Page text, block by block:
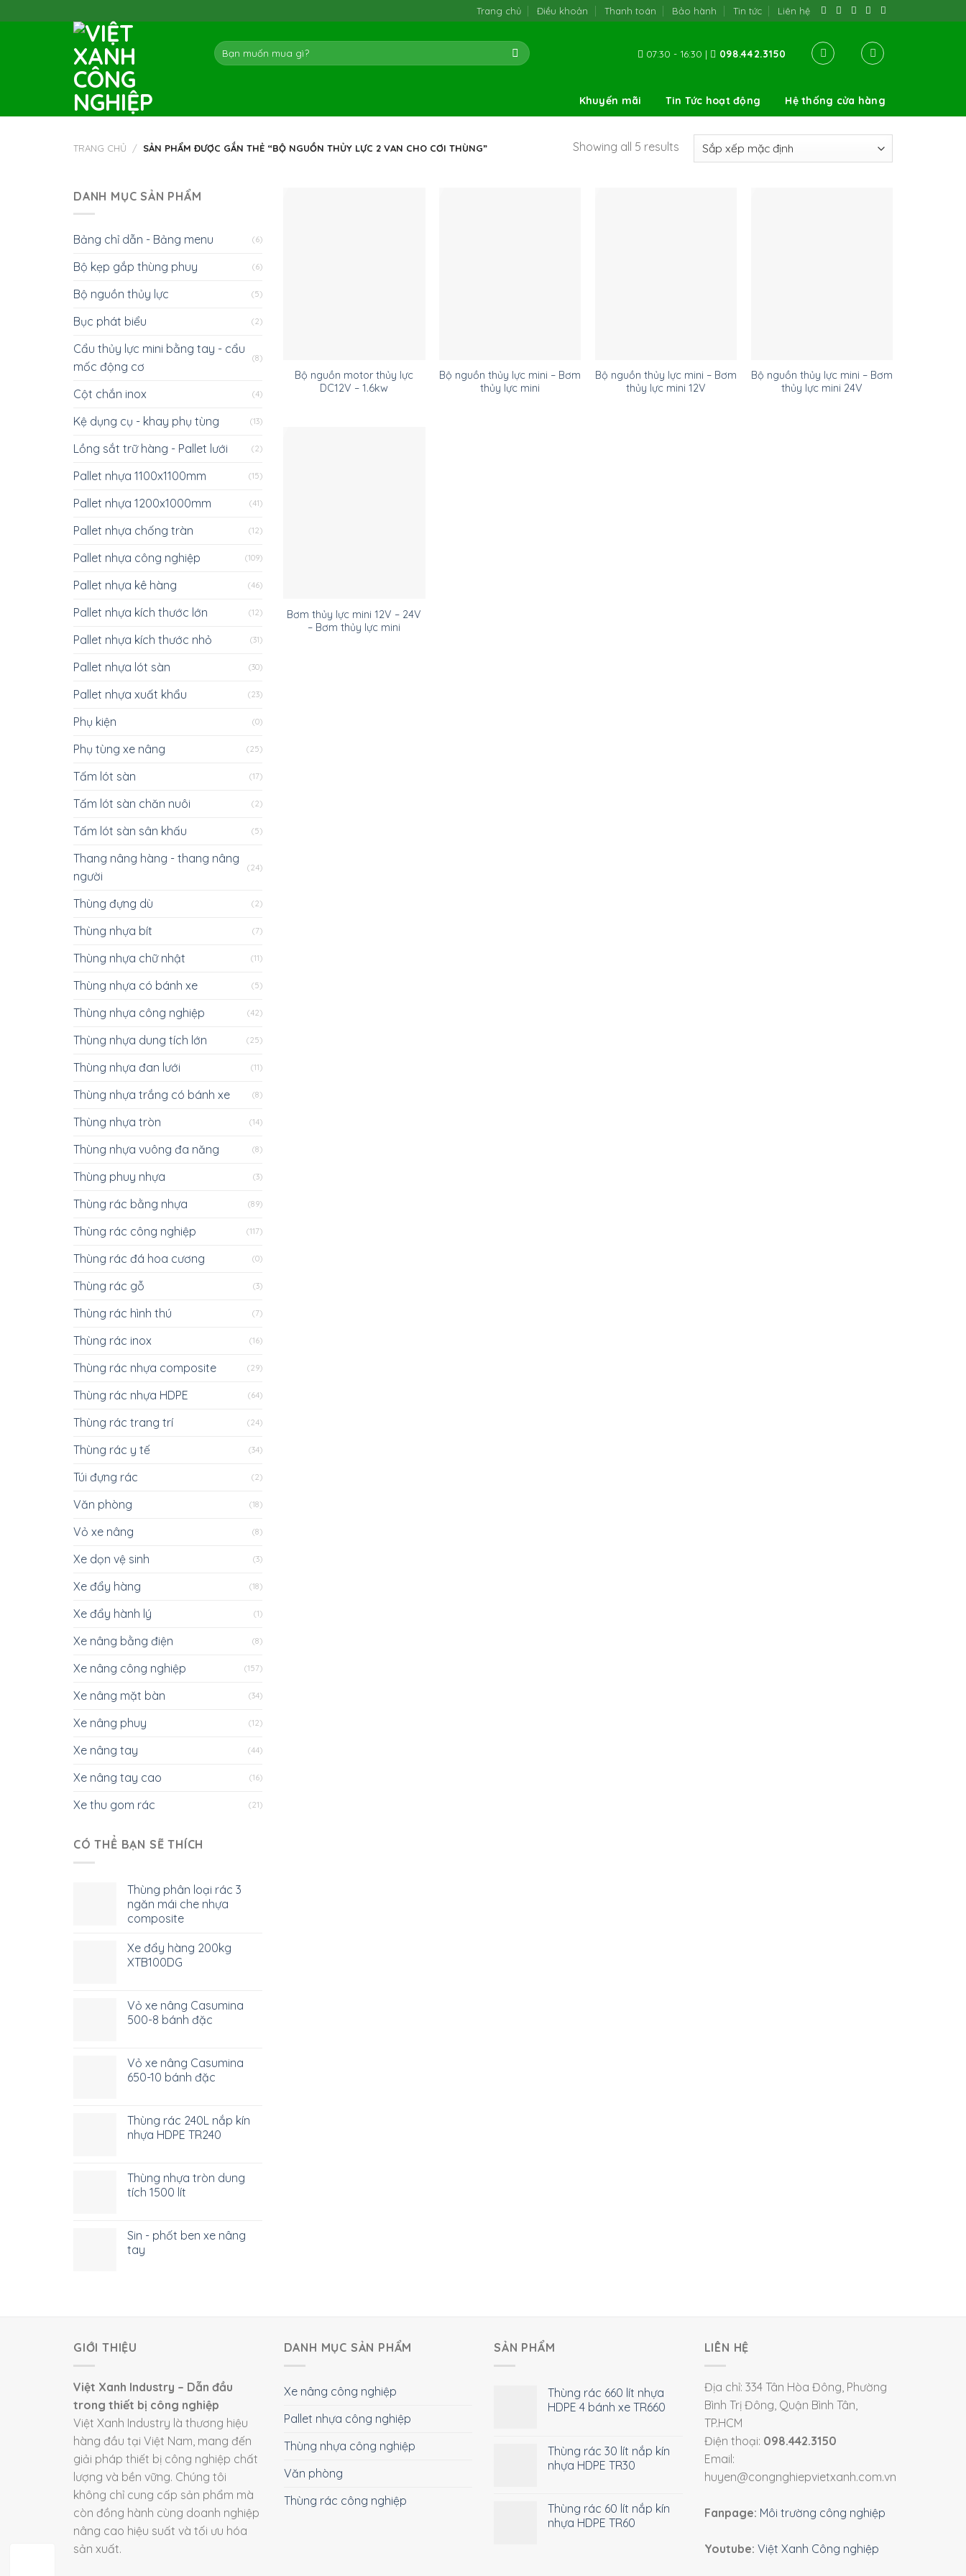
to
Trang chủ Điều khoản Thanh toán Bảo hành Tin tức Liên hệ
Tìm
kiếm:
07:30 - 16:30 | 098.442.3150
Khuyến mãi Tin Tức hoạt động Hệ thống cửa hàng
TRANG CHỦ / SẢN PHẨM ĐƯỢC GẮN THẺ “BỘ NGUỒN THỦY LỰC 2 VAN CHO CƠI THÙNG” Showing all 5 results
DANH MỤC SẢN PHẨM
Bảng chỉ dẫn - Bảng menu (6)
Bộ kẹp gắp thùng phuy (6)
Bộ nguồn thủy lực (5)
Bục phát biểu (2)
Cẩu thủy lực mini bằng tay - cẩu
mốc động cơ
(8)
Cột chắn inox (4)
Kệ dụng cụ - khay phụ tùng (13)
Lồng sắt trữ hàng - Pallet lưới (2)
Pallet nhựa 1100x1100mm (15)
Pallet nhựa 1200x1000mm (41)
Pallet nhựa chống tràn (12)
Pallet nhựa công nghiệp (109)
Pallet nhựa kê hàng (46)
Pallet nhựa kích thước lớn (12)
Pallet nhựa kích thước nhỏ (31)
Pallet nhựa lót sàn (30)
Pallet nhựa xuất khẩu (23)
Phụ kiện (0)
Phụ tùng xe nâng (25)
Tấm lót sàn (17)
Tấm lót sàn chăn nuôi (2)
Tấm lót sàn sân khấu (5)
Thang nâng hàng - thang nâng
người
(24)
Thùng đựng dù (2)
Thùng nhựa bít (7)
Thùng nhựa chữ nhật (11)
Thùng nhựa có bánh xe (5)
Thùng nhựa công nghiệp (42)
Thùng nhựa dung tích lớn (25)
Thùng nhựa đan lưới (11)
Thùng nhựa trắng có bánh xe (8)
Thùng nhựa tròn (14)
Thùng nhựa vuông đa năng (8)
Thùng phuy nhựa (3)
Thùng rác bằng nhựa (89)
Thùng rác công nghiệp (117)
Thùng rác đá hoa cương (0)
Thùng rác gỗ (3)
Thùng rác hình thú (7)
Thùng rác inox (16)
Thùng rác nhựa composite (29)
Thùng rác nhựa HDPE (64)
Thùng rác trang trí (24)
Thùng rác y tế (34)
Túi đựng rác (2)
Văn phòng (18)
Vỏ xe nâng (8)
Xe dọn vệ sinh (3)
Xe đẩy hàng (18)
Xe đẩy hành lý (1)
Xe nâng bằng điện (8)
Xe nâng công nghiệp (157)
Xe nâng mặt bàn (34)
Xe nâng phuy (12)
Xe nâng tay (44)
Xe nâng tay cao (16)
Xe thu gom rác (21)
CÓ THỂ BẠN SẼ THÍCH
Thùng phân loại rác 3
ngăn mái che nhựa
composite
Xe đẩy hàng 200kg
XTB100DG
Vỏ xe nâng Casumina
500-8 bánh đặc
Vỏ xe nâng Casumina
650-10 bánh đặc
Thùng rác 240L nắp kín
nhựa HDPE TR240
Thùng nhựa tròn dung
tích 1500 lít
Sin - phốt ben xe nâng
tay
Bộ nguồn motor thủy lực
DC12V – 1.6kw
Bộ nguồn thủy lực mini – Bơm
thủy lực mini
Bộ nguồn thủy lực mini – Bơm
thủy lực mini 12V
Bộ nguồn thủy lực mini – Bơm
thủy lực mini 24V
Bơm thủy lực mini 12V – 24V
– Bơm thủy lực mini
GIỚI THIỆU
Việt Xanh Industry – Dẫn đầu
trong thiết bị công nghiệp
Việt Xanh Industry là thương hiệu
hàng đầu tại Việt Nam, mang đến
giải pháp thiết bị công nghiệp chất
lượng và bền vững. Chúng tôi
không chỉ cung cấp sản phẩm mà
còn đồng hành cùng doanh nghiệp
nâng cao hiệu suất và tối ưu hóa
sản xuất.
DANH MỤC SẢN PHẨM
Xe nâng công nghiệp
Pallet nhựa công nghiệp
Thùng nhựa công nghiệp
Văn phòng
Thùng rác công nghiệp
SẢN PHẨM
Thùng rác 660 lít nhựa
HDPE 4 bánh xe TR660
Thùng rác 30 lít nắp kín
nhựa HDPE TR30
Thùng rác 60 lít nắp kín
nhựa HDPE TR60
LIÊN HỆ
Địa chỉ: 334 Tân Hòa Đông, Phường
Bình Trị Đông, Quận Bình Tân,
TP.HCM
Điện thoại: 098.442.3150
Email:
huyen@congnghiepvietxanh.com.vn
Fanpage: Môi trường công nghiệp
Youtube: Việt Xanh Công nghiệp